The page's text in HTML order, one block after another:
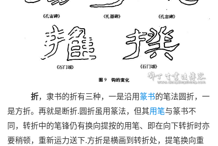
折，隶书的折有三种，一是沿用篆书的笔法圆折，一
是方折。再就是断折.圆折虽用篆法，但其用笔与篆书不
同，转折中的笔锋仍有换向提按的用笔、即在向下转折时亦
要稍顿，重新运力送下.方折是横画到转折处，提笔换向重